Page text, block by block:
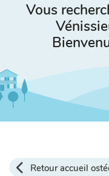
Vous
Retour accueil